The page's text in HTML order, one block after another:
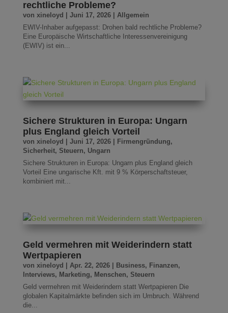
rechtliche Probleme?
von xineloyd Juni 17, 2026| Allgemein
EWIV-Inhaber aufgepasst: Drohen bald rechtliche Probleme?
Eine Europäische Wirtschaftliche Interessenvereinigung
(EWIV) ist ein...
Sichere Strukturen in Europa: Ungarn
plus England gleich Vorteil
von xineloyd Juni 17, 2026| Firmengründung,
Sicherheit, Steuern, Ungarn
Sichere Strukturen in Europa: Ungarn plus England gleich
Vorteil Eine ungarische Kft. mit 9 % Körperschaftsteuer,
kombiniert mit...
Geld vermehren mit Weiderindern statt
Wertpapieren
von xineloyd Apr. 22, 2026| Business, Finanzen,
Interviews, Marketing, Menschen, Steuern
Geld vermehren mit Weiderindern statt Wertpapieren Die
globalen Kapitalmärkte befinden sich im Umbruch. Während
die...